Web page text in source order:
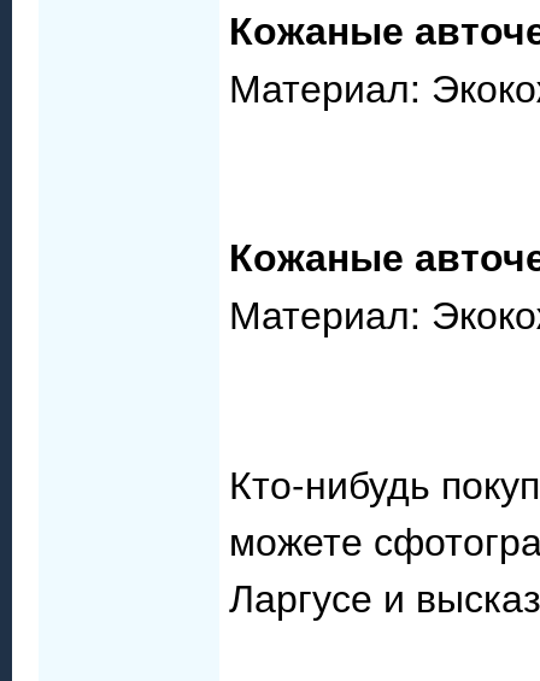
Кожаные
Материал:
Кожаные
Материал:
Кто-нибудь
можете
Ларгусе и